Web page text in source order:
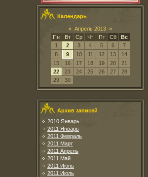
Календарь
« Апрель 2013 »
Пн
Вт Ср Чт Пт Сб
Вс
1
2 3 4 5 6
7
8
9 10 11 12 13
14
15
16 17 18 19 20
21
22
23 24 25 26 27
28
29
30
Архив записей
2010 Январь
2011 Январь
2011 Февраль
2011 Март
2011 Апрель
2011 Май
2011 Июнь
2011 Июль